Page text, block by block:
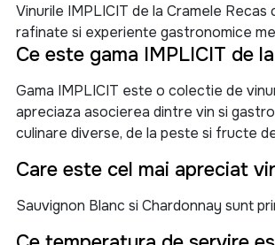
Vinurile IMPLICIT de la Cramele
rafinate si experiente gastronomice
Ce este gama IMPLICIT de
Gama IMPLICIT este o colectie de
apreciaza asocierea dintre vin si
culinare diverse, de la peste si fructe
Care este cel mai apreciat
Sauvignon Blanc si Chardonnay sunt